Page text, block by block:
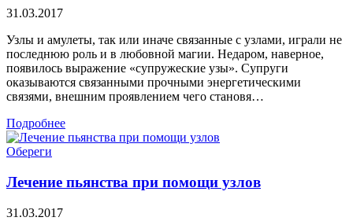
31.03.2017
Узлы и амулеты, так или иначе связанные с узлами, играли не
последнюю роль и в любовной магии. Недаром, наверное,
появилось выражение «супружеские узы». Супруги
оказываются связанными прочными энергетическими
связями, внешним проявлением чего становя…
Подробнее
Обереги
Лечение пьянства при помощи узлов
31.03.2017